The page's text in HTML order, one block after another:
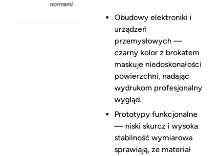
normami.
Obudowy elektroniki i
urządzeń
przemysłowych —
czarny kolor z brokatem
maskuje niedoskonałości
powierzchni, nadając
wydrukom profesjonalny
wygląd.
Prototypy funkcjonalne
— niski skurcz i wysoka
stabilność wymiarowa
sprawiają, że materiał